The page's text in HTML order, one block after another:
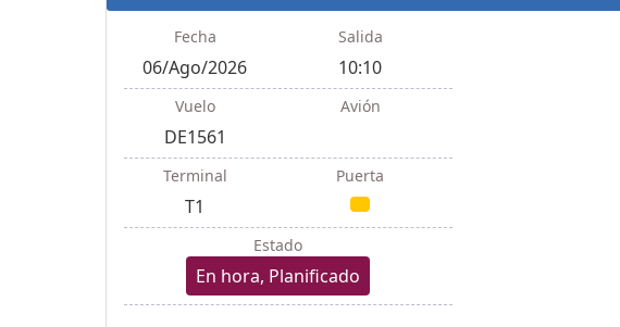
Fecha
06/Ago/2026
Salida
10:10
Vuelo
DE1561
Avión
Terminal
T1
Puerta
Estado
En hora, Planificado